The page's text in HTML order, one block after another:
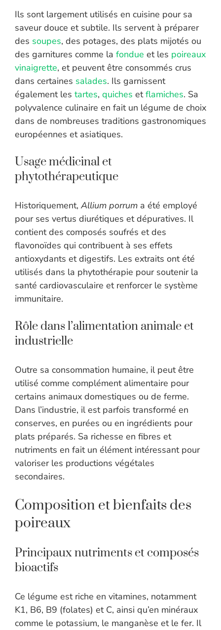
Ils sont largement utilisés en cuisine pour sa
saveur douce et subtile. Ils servent à préparer
des soupes, des potages, des plats mijotés ou
des garnitures comme la fondue et les poireaux
vinaigrette, et peuvent être consommés crus
dans certaines salades. Ils garnissent
également les tartes, quiches etflamiches. Sa
polyvalence culinaire en fait un légume de choix
dans de nombreuses traditions gastronomiques
européennes et asiatiques.
Usage médicinal et
phytothérapeutique
Historiquement, Allium porrum a été employé
pour ses vertus diurétiques et dépuratives. Il
contient des composés soufrés et des
flavonoïdes qui contribuent à ses effets
antioxydants et digestifs. Les extraits ont été
utilisés dans la phytothérapie pour soutenir la
santé cardiovasculaire et renforcer le système
immunitaire.
Rôle dans l’alimentation animale et
industrielle
Outre sa consommation humaine, il peut être
utilisé comme complément alimentaire pour
certains animaux domestiques ou de ferme.
Dans l’industrie, il est parfois transformé en
conserves, en purées ou en ingrédients pour
plats préparés. Sa richesse en fibres et
nutriments en fait un élément intéressant pour
valoriser les productions végétales
secondaires.
Composition et bienfaits des
poireaux
Principaux nutriments et composés
bioactifs
Ce légume est riche en vitamines, notamment
K1, B6, B9 (folates) et C, ainsi qu’en minéraux
comme le potassium, le manganèse et le fer. Il